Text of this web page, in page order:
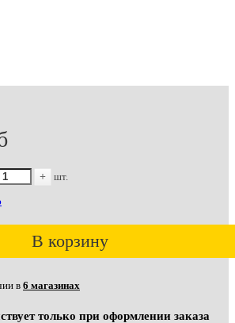
+ шт.
В корзину
в6 магазинах
только при оформлении заказа